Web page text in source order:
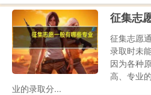
征集志
征集志愿
录取时未
因为各种
高、专业
业的录取分...